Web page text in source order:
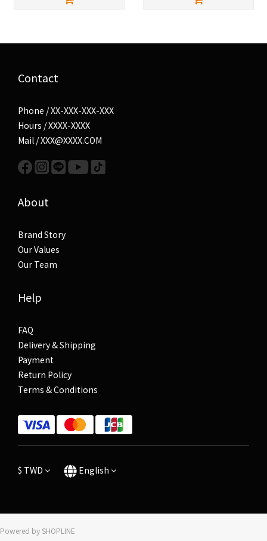
Contact
Phone / XX-XXX-XXX-XXX
Hours / XXXX-XXXX
Mail / XXX@XXXX.COM
About
Brand Story
Our Values
Our Team
Help
FAQ
Delivery & Shipping
Payment
Return Policy
Terms & Conditions
$ TWD English
Powered by SHOPLINE